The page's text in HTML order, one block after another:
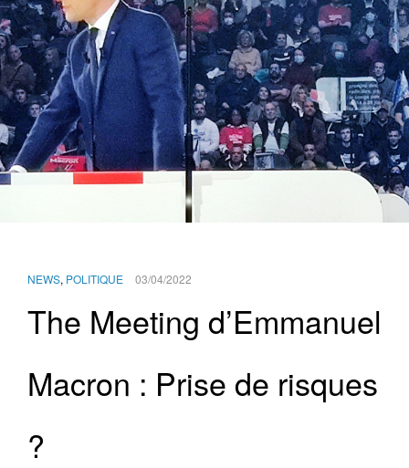
NEWS, POLITIQUE 03/04/2022
The Meeting d’Emmanuel
Macron : Prise de risques
?